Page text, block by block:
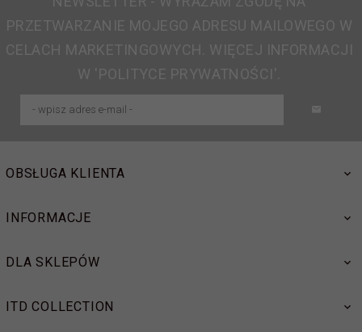
PRZETWARZANIE MOJEGO ADRESU MAILOWEGO W
CELACH MARKETINGOWYCH. WIĘCEJ INFORMACJI
W 'POLITYCE PRYWATNOŚCI'.
OBSŁUGA KLIENTA
INFORMACJE
DLA SKLEPÓW
ITD COLLECTION